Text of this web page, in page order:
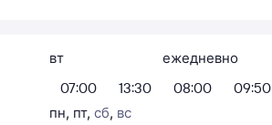
вт
07:00
13:30
ежедневно
08:00
09:50
пн, пт, сб, вс